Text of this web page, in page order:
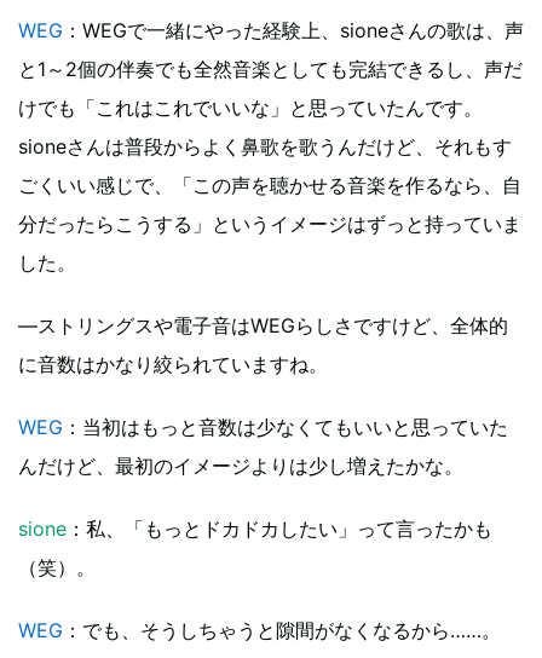
WEG ：WEGで一緒にやった経験上、sioneさんの歌は、声
と1～2個の伴奏でも全然音楽としても完結できるし、声だ
けでも「これはこれでいいな」と思っていたんです。
sioneさんは普段からよく鼻歌を歌うんだけど、それもす
ごくいい感じで、「この声を聴かせる音楽を作るなら、自
分だったらこうする」というイメージはずっと持っていま
した。
―ストリングスや電子音はWEGらしさですけど、全体的
に音数はかなり絞られていますね。
WEG ：当初はもっと音数は少なくてもいいと思っていた
んだけど、最初のイメージよりは少し増えたかな。
sione ：私、「もっとドカドカしたい」って言ったかも
（笑）。
WEG ：でも、そうしちゃうと隙間がなくなるから……。